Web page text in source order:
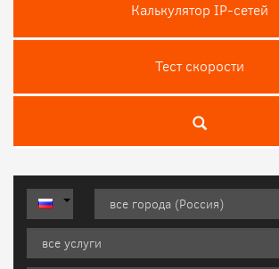
Калькулятор IP-сетей
Тест скороcти